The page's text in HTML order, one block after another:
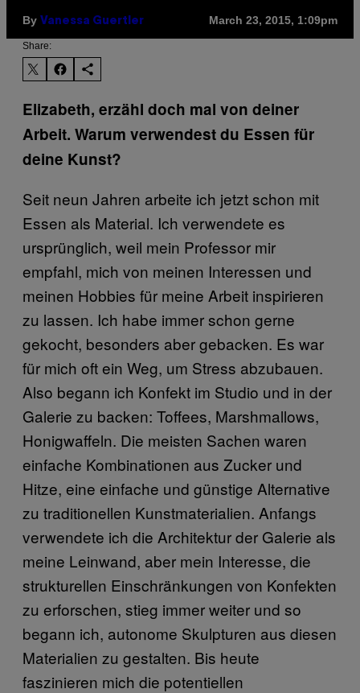
By Vanessa Guertler March 23, 2015, 1:09pm
Share:
Elizabeth, erzähl doch mal von deiner
Arbeit. Warum verwendest du Essen für
deine Kunst?
Seit neun Jahren arbeite ich jetzt schon mit
Essen als Material. Ich verwendete es
ursprünglich, weil mein Professor mir
empfahl, mich von meinen Interessen und
meinen Hobbies für meine Arbeit inspirieren
zu lassen. Ich habe immer schon gerne
gekocht, besonders aber gebacken. Es war
für mich oft ein Weg, um Stress abzubauen.
Also begann ich Konfekt im Studio und in der
Galerie zu backen: Toffees, Marshmallows,
Honigwaffeln. Die meisten Sachen waren
einfache Kombinationen aus Zucker und
Hitze, eine einfache und günstige Alternative
zu traditionellen Kunstmaterialien. Anfangs
verwendete ich die Architektur der Galerie als
meine Leinwand, aber mein Interesse, die
strukturellen Einschränkungen von Konfekten
zu erforschen, stieg immer weiter und so
begann ich, autonome Skulpturen aus diesen
Materialien zu gestalten. Bis heute
faszinieren mich die potentiellen